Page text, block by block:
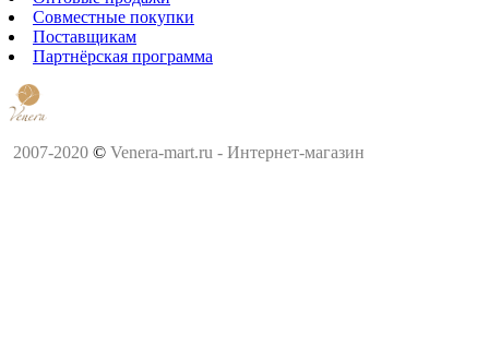
Совместные покупки
Поставщикам
Партнёрская программа
2007-2020 © Venera-mart.ru - Интернет-магазин